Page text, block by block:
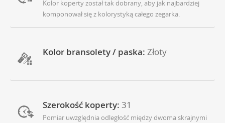
Kolor koperty został tak dobrany, aby jak najbardziej
komponował się z kolorystyką całego zegarka.
Kolor bransolety / paska: Złoty
Szerokość koperty: 31
Pomiar uwzględnia odległość między dwoma skrajnymi